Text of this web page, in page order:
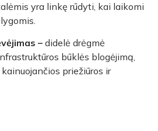
yra linkę rūdyti, kai laikomi
– didelė drėgmė
būklės blogėjimą,
priežiūros ir